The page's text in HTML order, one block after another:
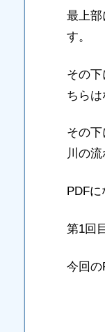
最上
す。
その
ちらは
その
川の流
PDF
第1回
今回の